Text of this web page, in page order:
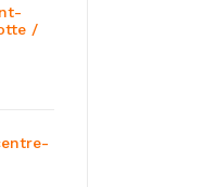
/